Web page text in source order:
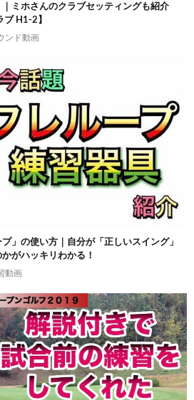
ミホさんのクラブセッティングも紹介
ブ H1-2】
ンド動画
」の使い方｜自分が「正しいスイング」
がハッキリわかる！
動画